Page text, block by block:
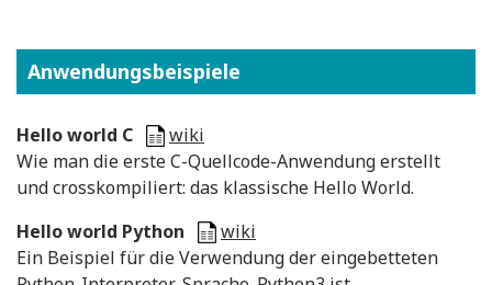
Anwendungsbeispiele
Hello world C
wiki
Wie man die erste C-Quellcode-Anwendung erstellt
und crosskompiliert: das klassische Hello World.
Hello world Python
wiki
Ein Beispiel für die Verwendung der eingebetteten